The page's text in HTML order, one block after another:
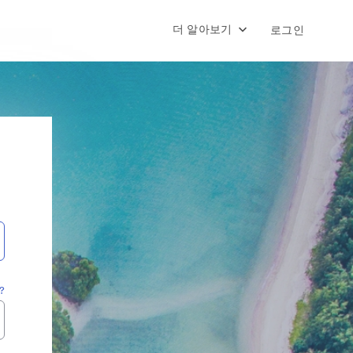
더 알아보기 로그인